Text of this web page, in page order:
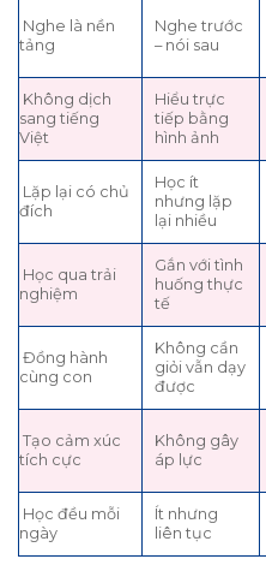
Nghe là nền
tảng
Nghe trước
– nói sau
Không dịch
sang tiếng
Việt
Hiểu trực
tiếp bằng
hình ảnh
Lặp lại có chủ
đích
Học ít
nhưng lặp
lại nhiều
Học qua trải
nghiệm
Gắn với tình
huống thực
tế
Đồng hành
cùng con
Không cần
giỏi vẫn dạy
được
Tạo cảm xúc
tích cực
Không gây
áp lực
Học đều mỗi
ngày
Ít nhưng
liên tục